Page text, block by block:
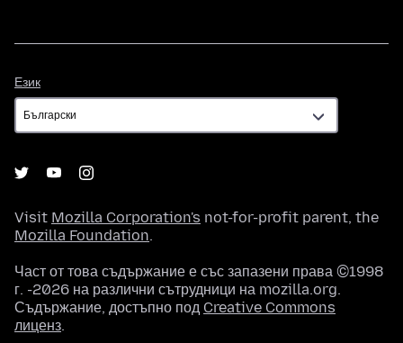
Език
Visit Mozilla Corporation's not-for-profit parent, the
Mozilla Foundation.
Част от това съдържание е със запазени права ©1998
г. -2026 на различни сътрудници на mozilla.org.
Съдържание, достъпно под Creative Commons
лиценз.